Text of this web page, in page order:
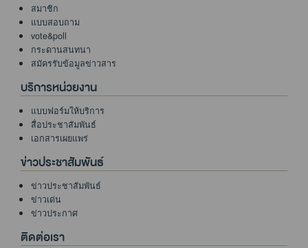
สมาชิก
แบบสอบถาม
vote&poll
กระดานสนทนา
สมัครรับข้อมูลข่าวสาร
บริการหน่วยงาน
แบบฟอร์มให้บริการ
สื่อประชาสัมพันธ์
เอกสารเผยแพร่
ข่าวประชาสัมพันธ์
ข่าวประชาสัมพันธ์
ข่าวเด่น
ข่าวประกาศ
ติดต่อเรา